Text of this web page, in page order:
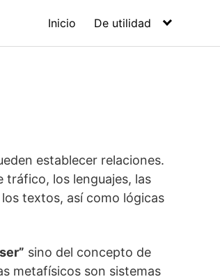
Inicio De utilidad
establecer relaciones.
tráfico, los lenguajes, las
textos, así como lógicas
sino del concepto de
metafísicos son sistemas